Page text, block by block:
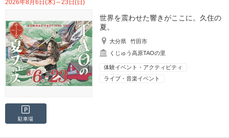
2026年8月6日(木)～23日(日)
世界を震わせた響きがここに。久住の
夏。
大分県
竹田市
くじゅう高原TAOの里
体験イベント・アクティビティ
ライブ・音楽イベント
駐車場